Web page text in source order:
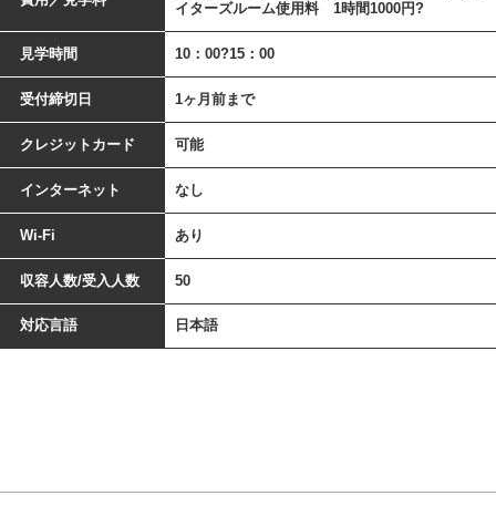
イターズルーム使用料 1時間1000円?
見学時間 10：00?15：00
受付締切日 1ヶ月前まで
クレジットカード 可能
インターネット なし
Wi-Fi あり
収容人数/受入人数 50
対応言語 日本語